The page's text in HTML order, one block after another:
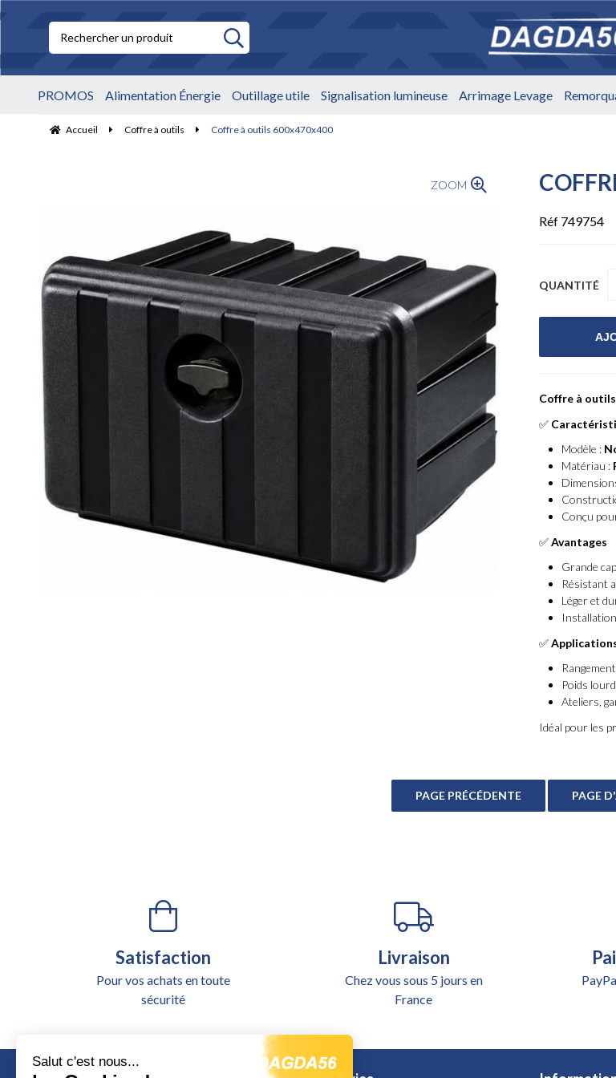
PROMOS Alimentation Énergie Outillage utile Signalisation lumineuse Arrimage Levage
Accueil Coffre à outils Coffre à outils 600x470x400
ZOOM
Réf 749754
QUANTITÉ
Coffre à outils
✅
Modèle :
Matériau :
Conçu
✅Avantages
Grande
Résistant
Léger et
✅
Poids
Ateliers,
Idéal pour les
Satisfaction
Pour vos achats en toute
sécurité
Livraison
Chez vous sous 5 jours en
France
Salut c'est nous...